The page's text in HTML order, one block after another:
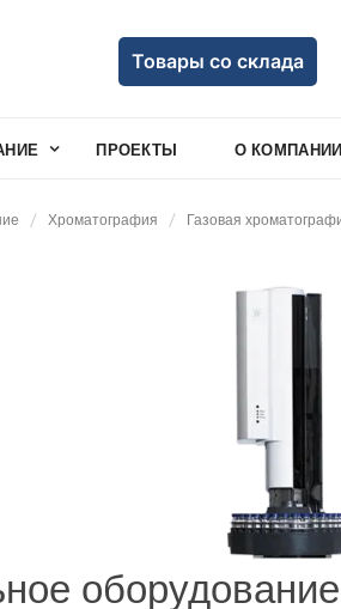
Товары со склада
ПРОЕКТЫ О КОМПАНИИ
Хроматография Газовая